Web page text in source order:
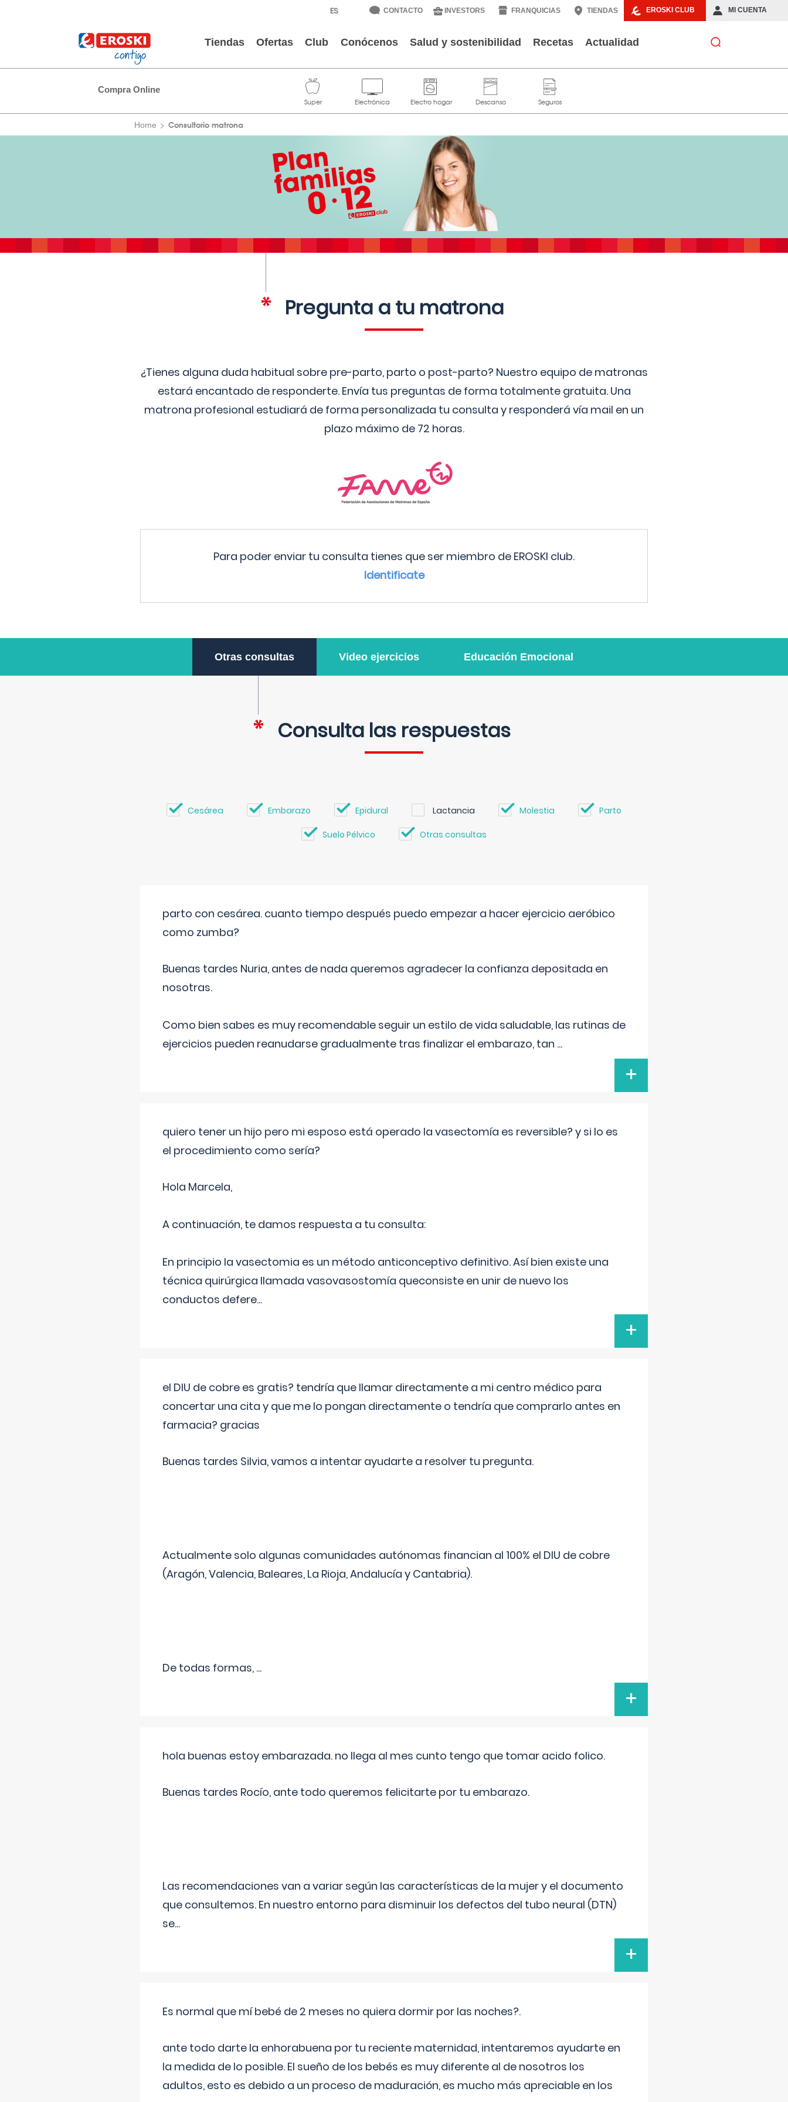
EROSKI CLUB MI CUENTA
CONTACTO INVESTORS FRANQUICIAS TIENDAS
Tiendas Ofertas Club Conócenos Salud y sostenibilidad Recetas Actualidad
Compra Online
Home Consultorio matrona
Pregunta a tu matrona
¿Tienes alguna duda habitual sobre pre-parto, parto o post-parto? Nuestro equipo de matronas
estará encantado de responderte. Envía tus preguntas de forma totalmente gratuita. Una
matrona profesional estudiará de forma personalizada tu consulta y responderá vía mail en un
plazo máximo de 72 horas.
Para poder enviar tu consulta tienes que ser miembro de EROSKI club.
Identificate
Otras consultas Video ejercicios Educación Emocional
Consulta las respuestas
Cesárea Embarazo Epidural Lactancia Molestia Parto
Suelo Pélvico Otras consultas
parto con cesárea. cuanto tiempo después puedo empezar a hacer ejercicio aeróbico
como zumba?
Buenas tardes Nuria, antes de nada queremos agradecer la confianza depositada en
nosotras.
Como bien sabes es muy recomendable seguir un estilo de vida saludable, las rutinas de
ejercicios pueden reanudarse gradualmente tras finalizar el embarazo, tan ...
+
quiero tener un hijo pero mi esposo está operado la vasectomía es reversible? y si lo es
el procedimiento como sería?
Hola Marcela,
A continuación, te damos respuesta a tu consulta:
En principio la vasectomia es un método anticonceptivo definitivo. Así bien existe una
técnica quirúrgica llamada vasovasostomía queconsiste en unir de nuevo los
conductos defere...
+
el DIU de cobre es gratis? tendría que llamar directamente a mi centro médico para
concertar una cita y que me lo pongan directamente o tendría que comprarlo antes en
farmacia? gracias
Buenas tardes Silvia, vamos a intentar ayudarte a resolver tu pregunta.
Actualmente solo algunas comunidades autónomas financian al 100% el DIU de cobre
(Aragón, Valencia, Baleares, La Rioja, Andalucía y Cantabria).
De todas formas, ...
+
hola buenas estoy embarazada. no llega al mes cunto tengo que tomar acido folico.
Buenas tardes Rocío, ante todo queremos felicitarte por tu embarazo.
Las recomendaciones van a variar según las características de la mujer y el documento
que consultemos. En nuestro entorno para disminuir los defectos del tubo neural (DTN)
se...
+
Es normal que mí bebé de 2 meses no quiera dormir por las noches?.
ante todo darte la enhorabuena por tu reciente maternidad, intentaremos ayudarte en
la medida de lo posible. El sueño de los bebés es muy diferente al de nosotros los
adultos, esto es debido a un proceso de maduración, es mucho más apreciable en los